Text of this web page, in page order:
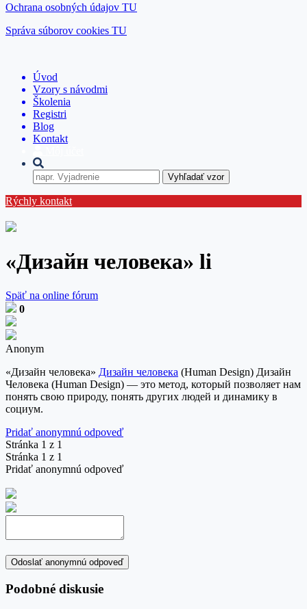
Ochrana osobných údajov TU
Správa súborov cookies TU
Úvod
Vzory s návodmi
Školenia
Registri
Blog
Kontakt
Vyhľadať vzor
Rýchly kontakt
«Дизайн человека» li
Späť na online fórum
0
Anonym
«Дизайн человека» Дизайн человека (Human Design) Дизайн
Человека (Human Design) — это метод, который позволяет нам
понять свою природу, понять других людей и динамику в
социум.
Pridať anonymnú odpoveď
Stránka 1 z 1
Stránka 1 z 1
Pridať anonymnú odpoveď
Odoslať anonymnú odpoveď
Podobné diskusie